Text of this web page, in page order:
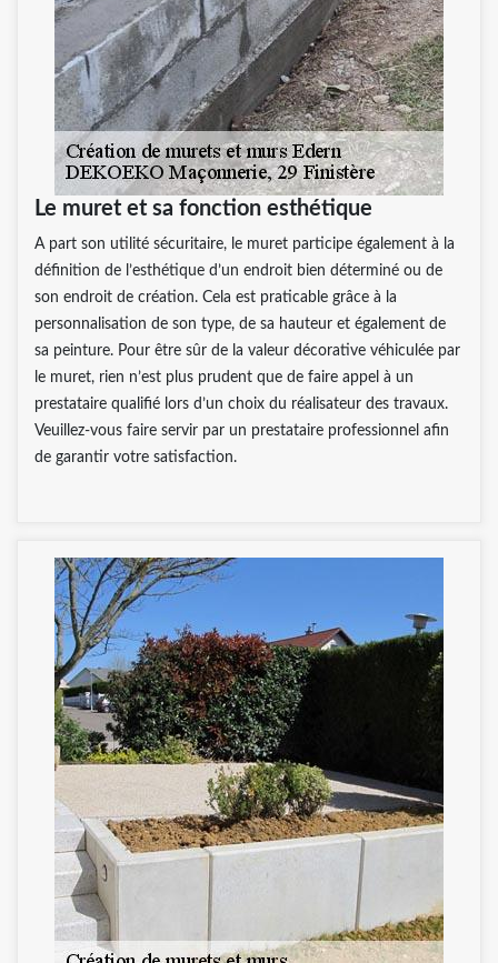
Le muret et sa fonction esthétique
A part son utilité sécuritaire, le muret participe également à la
définition de l’esthétique d’un endroit bien déterminé ou de
son endroit de création. Cela est praticable grâce à la
personnalisation de son type, de sa hauteur et également de
sa peinture. Pour être sûr de la valeur décorative véhiculée par
le muret, rien n’est plus prudent que de faire appel à un
prestataire qualifié lors d’un choix du réalisateur des travaux.
Veuillez-vous faire servir par un prestataire professionnel afin
de garantir votre satisfaction.